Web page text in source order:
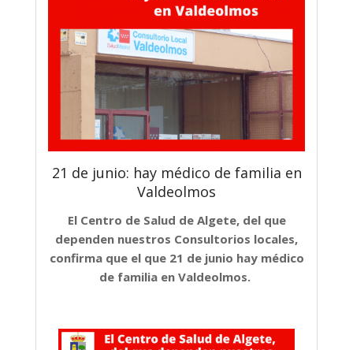
21 de junio: hay médico de familia en
Valdeolmos
El Centro de Salud de Algete, del que
dependen nuestros Consultorios locales,
confirma que el que 21 de junio hay médico
de familia en Valdeolmos.